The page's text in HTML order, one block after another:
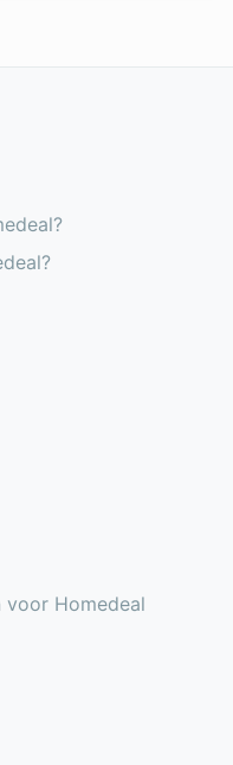
voor Homedeal